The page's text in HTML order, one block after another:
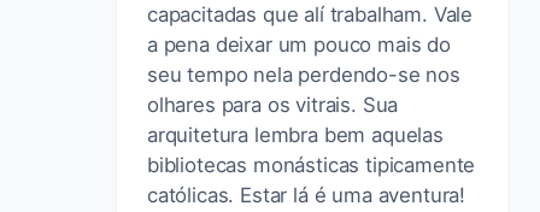
capacitadas que alí trabalham. Vale
a pena deixar um pouco mais do
seu tempo nela perdendo-se nos
olhares para os vitrais. Sua
arquitetura lembra bem aquelas
bibliotecas monásticas tipicamente
católicas. Estar lá é uma aventura!